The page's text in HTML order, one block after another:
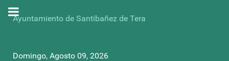
Ayuntamiento de Santibañez de Tera
Domingo, Agosto 09, 2026